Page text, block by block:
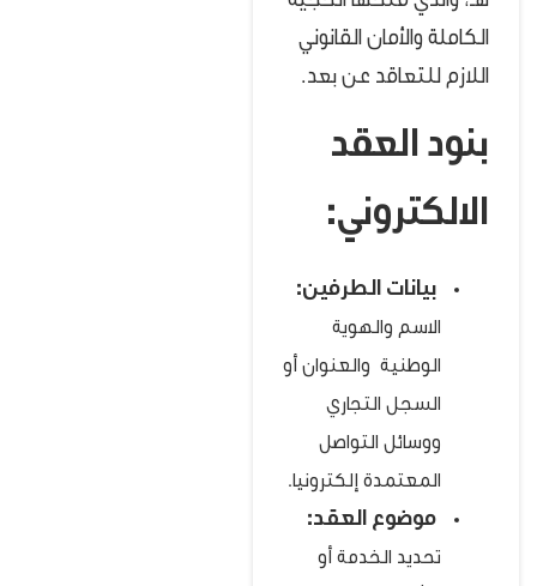
الكاملة والأمان القانوني
اللازم للتعاقد عن بعد.
بنود العقد
الالكتروني:
بيانات الطرفين:
الاسم والهوية
الوطنية والعنوان أو
السجل التجاري
ووسائل التواصل
المعتمدة إلكترونيا.
موضوع العقد:
تحديد الخدمة أو